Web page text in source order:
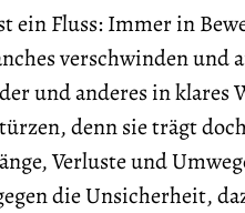
ein Fluss: Immer in
verschwinden und
und anderes in klares
denn sie trägt
Verluste und
die Unsicherheit,